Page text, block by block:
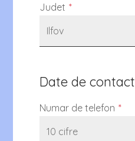
Judet *
Date de contact
Numar de telefon *